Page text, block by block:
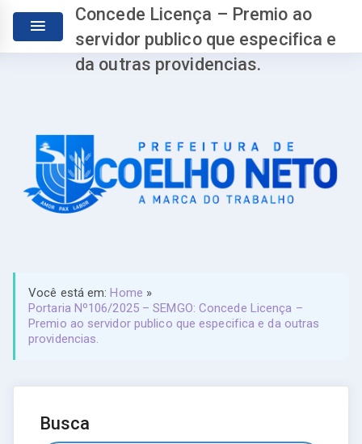
Concede Licença – Premio ao
servidor publico que especifica e
da outras providencias.
Você está em:Home »
Portaria Nº106/2025 – SEMGO: Concede Licença –
Premio ao servidor publico que especifica e da outras
providencias.
Busca